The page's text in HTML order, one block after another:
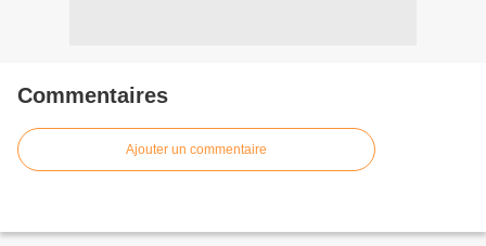
Commentaires
Ajouter un commentaire